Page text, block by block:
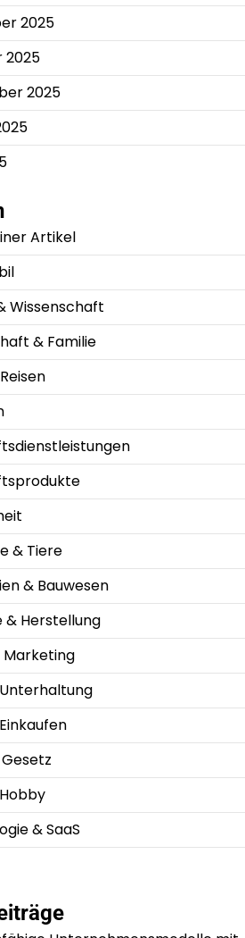
2025
2025
Artikel
Wissenschaft
& Familie
& Tiere
& Bauwesen
& Herstellung
& SaaS